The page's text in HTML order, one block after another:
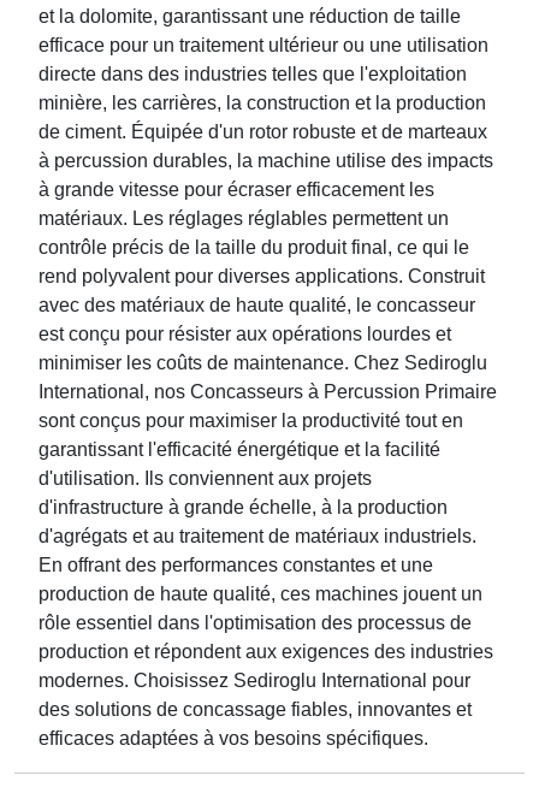
et la dolomite, garantissant une réduction de taille
efficace pour un traitement ultérieur ou une utilisation
directe dans des industries telles que l'exploitation
minière, les carrières, la construction et la production
de ciment. Équipée d'un rotor robuste et de marteaux
à percussion durables, la machine utilise des impacts
à grande vitesse pour écraser efficacement les
matériaux. Les réglages réglables permettent un
contrôle précis de la taille du produit final, ce qui le
rend polyvalent pour diverses applications. Construit
avec des matériaux de haute qualité, le concasseur
est conçu pour résister aux opérations lourdes et
minimiser les coûts de maintenance. Chez Sediroglu
International, nos Concasseurs à Percussion Primaire
sont conçus pour maximiser la productivité tout en
garantissant l'efficacité énergétique et la facilité
d'utilisation. Ils conviennent aux projets
d'infrastructure à grande échelle, à la production
d'agrégats et au traitement de matériaux industriels.
En offrant des performances constantes et une
production de haute qualité, ces machines jouent un
rôle essentiel dans l'optimisation des processus de
production et répondent aux exigences des industries
modernes. Choisissez Sediroglu International pour
des solutions de concassage fiables, innovantes et
efficaces adaptées à vos besoins spécifiques.